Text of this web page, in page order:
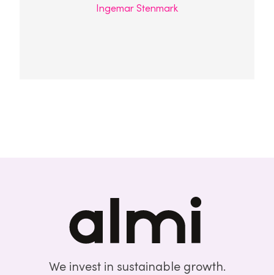
Ingemar Stenmark
We invest in sustainable growth.